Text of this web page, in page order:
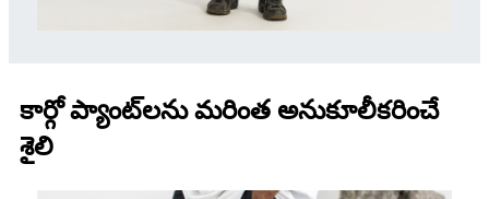
కార్గో ప్యాంట్‌లను మరింత అనుకూలీకరించే
శైలి